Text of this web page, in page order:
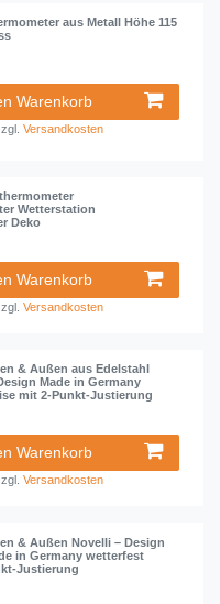
aus Metall Höhe 115
Warenkorb
Versandkosten
Wetterstation
Deko
Warenkorb
Versandkosten
& Außen aus Edelstahl
Made in Germany
mit 2-Punkt-Justierung
Warenkorb
Versandkosten
& Außen Novelli – Design
in Germany wetterfest
Justierung